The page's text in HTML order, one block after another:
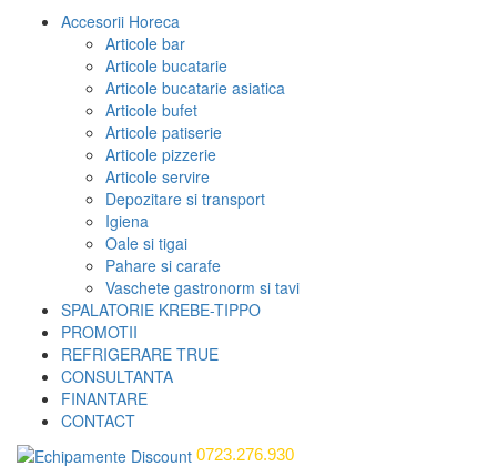
Accesorii Horeca
Articole bar
Articole bucatarie
Articole bucatarie asiatica
Articole bufet
Articole patiserie
Articole pizzerie
Articole servire
Depozitare si transport
Igiena
Oale si tigai
Pahare si carafe
Vaschete gastronorm si tavi
SPALATORIE KREBE-TIPPO
PROMOTII
REFRIGERARE TRUE
CONSULTANTA
FINANTARE
CONTACT
0723.276.930